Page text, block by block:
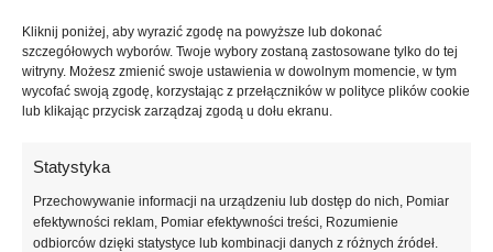
Kliknij poniżej, aby wyrazić zgodę na powyższe lub dokonać
szczegółowych wyborów. Twoje wybory zostaną zastosowane tylko do tej
witryny. Możesz zmienić swoje ustawienia w dowolnym momencie, w tym
wycofać swoją zgodę, korzystając z przełączników w polityce plików cookie
lub klikając przycisk zarządzaj zgodą u dołu ekranu.
Statystyka
Przechowywanie informacji na urządzeniu lub dostęp do nich, Pomiar
efektywności reklam, Pomiar efektywności treści, Rozumienie
odbiorców dzięki statystyce lub kombinacji danych z różnych źródeł.
ocieplenie dachów krokwiowych;
ocieplenie podłóg na legarach;
ocieplenie stropodachów wentylowanych;
ocieplenie wieńców, nadproży i innych mostków termicznych;
Grubość płyt płaskich:od 20 mm ze stopniowaniem co 10 mm
Grubość płyt frezowanych:od 50 mm do 200mm ze